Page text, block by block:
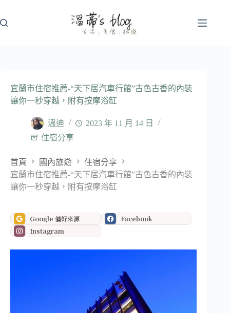
至
宜蘭市住宿推薦-“天下居汽車行館”古色古香的內裝
讓你一秒穿越，附有按摩浴缸
溫迪
2023 年 11 月 14 日
住宿分享
首頁 國內旅遊
住宿分享
宜蘭市住宿推薦-“天下居汽車行館”古色古香的內裝
讓你一秒穿越，附有按摩浴缸
Google 偏好來源
Facebook
Instagram